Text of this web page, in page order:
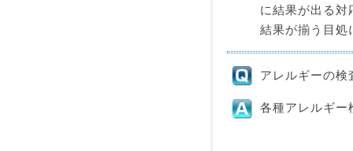
に結果が出る対
結果が揃う目処
アレルギーの検
各種アレルギー